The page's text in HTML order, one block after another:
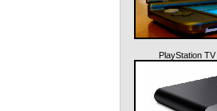
PlayStation TV